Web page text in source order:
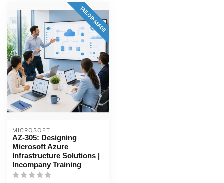
TAILOR-MADE
MICROSOFT
AZ-305: Designing
Microsoft Azure
Infrastructure Solutions |
Incompany Training